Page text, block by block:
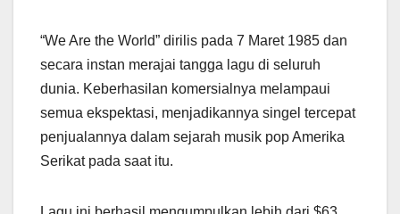
“We Are the World” dirilis pada 7 Maret 1985 dan
secara instan merajai tangga lagu di seluruh
dunia. Keberhasilan komersialnya melampaui
semua ekspektasi, menjadikannya singel tercepat
penjualannya dalam sejarah musik pop Amerika
Serikat pada saat itu.